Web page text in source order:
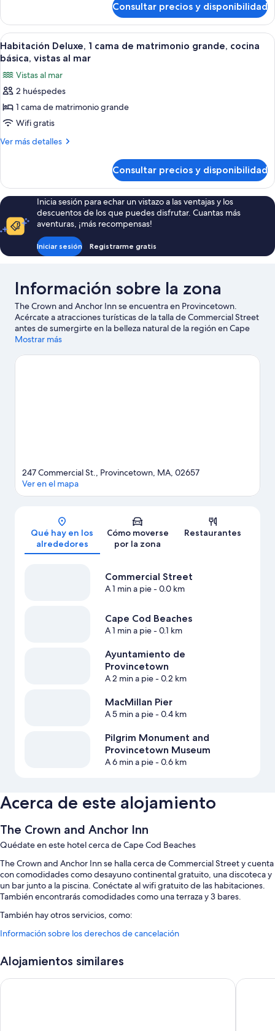
camas
de
matrimonio
estándar,
camas
de
matrimonio
Consultar precios y disponibilidad
Abrir
todas
fotos
de
Habitación
Deluxe,
1
matrimonio
grande,
cocina
básica,
vistas
al
Una habitación con vista al mar, una
5
Habitación Deluxe, 1 cama de matrimonio grande, cocina
básica, vistas al mar
Vistas al mar
2 huéspedes
1 cama de matrimonio grande
Wifi gratis
Ver más detalles
Más
Deluxe,
cama
de
matrimonio
cocina
Consultar precios y disponibilidad
Inicia sesión para echar un vistazo a las ventajas y los
descuentos de los que puedes disfrutar. Cuantas más
aventuras, ¡más recompensas!
Iniciar sesión Registrarme gratis
Información sobre la zona
The Crown and Anchor Inn se encuentra en Provincetown.
Acércate a atracciones turísticas de la talla de Commercial Street
antes de sumergirte en la belleza natural de la región en Cape
Cod Beaches y Cape Cod National Seashore. Art House Theater
de viaje de Provincetown
Mostrar más
Mapa
247 Commercial St., Provincetown, MA, 02657
Ver en el mapa
Qué hay en los
alrededores
Cómo moverse
por la zona
Restaurantes
Commercial Street
A 1 min a pie- 0.0 km
Cape Cod Beaches
A 1 min a pie- 0.1 km
Ayuntamiento de
Provincetown
A 2 min a pie- 0.2 km
MacMillan Pier
A 5 min a pie- 0.4 km
Pilgrim Monument and
Provincetown Museum
A 6 min a pie- 0.6 km
Acerca de este alojamiento
The Crown and Anchor Inn
Quédate en este hotel cerca de Cape Cod Beaches
The Crown and Anchor Inn se halla cerca de Commercial Street y cuenta
con comodidades como desayuno continental gratuito, una discoteca y
un bar junto a la piscina. Conéctate al wifi gratuito de las habitaciones.
También encontrarás comodidades como una terraza y 3 bares.
También hay otros servicios, como:
Una piscina al aire libre
Información sobre los derechos de cancelación
Alojamientos similares
Crowne Pointe Historic Inn & Spa - Adults Only Harbor